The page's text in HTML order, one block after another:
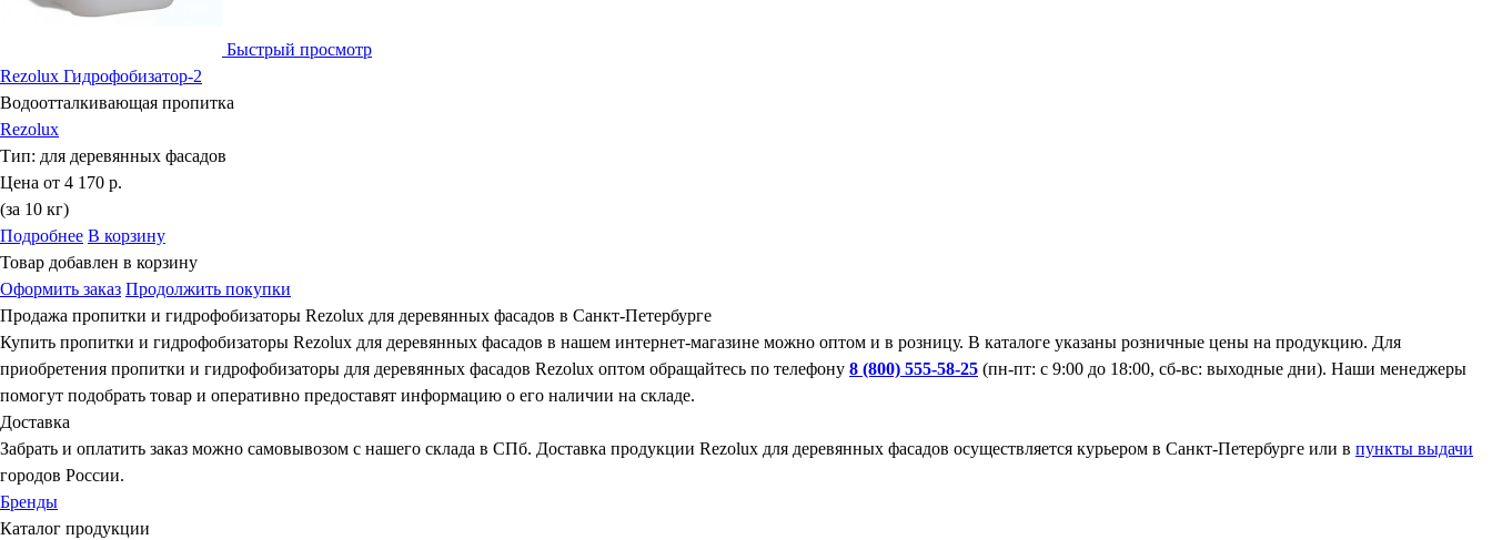
Быстрый просмотр
Rezolux Гидрофобизатор-2
Водоотталкивающая пропитка
Rezolux
Тип: для деревянных фасадов
Цена от 4 170 р.
(за 10 кг)
Подробнее В корзину
Товар добавлен в корзину
Оформить заказ Продолжить покупки
Продажа пропитки и гидрофобизаторы Rezolux для деревянных фасадов в Санкт-Петербурге
Купить пропитки и гидрофобизаторы Rezolux для деревянных фасадов в нашем интернет-магазине можно оптом и в розницу. В каталоге указаны розничные цены на продукцию. Для
приобретения пропитки и гидрофобизаторы для деревянных фасадов Rezolux оптом обращайтесь по телефону 8 (800) 555-58-25 (пн-пт: с 9:00 до 18:00, сб-вс: выходные дни). Наши менеджеры
помогут подобрать товар и оперативно предоставят информацию о его наличии на складе.
Доставка
Забрать и оплатить заказ можно самовывозом с нашего склада в СПб. Доставка продукции Rezolux для деревянных фасадов осуществляется курьером в Санкт-Петербурге или в пункты выдачи
городов России.
Бренды
Каталог продукции